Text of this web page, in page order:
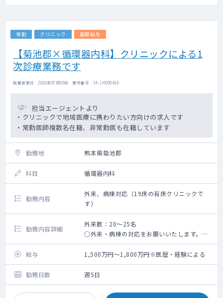
常勤 クリニック 高額給与
【菊池郡×循環器内科】クリニックによる1
次診療業務です
掲載更新日 : 2026年07月09日 案件番号 : 24-JH000419
担当エージェントより
・クリニックで地域医療に携わりたい方向けの求人です
・常勤医師複数名在籍、非常勤医も在籍しています
勤務地 熊本県菊池郡
科目 循環器内科
勤務内容
外来、病棟対応（19床の有床クリニックで
す）
勤務内容詳細
外来数：20～25名
○外来・病棟の対応をお願いいたします。
○透析管理の対応は不要です。
○地域の慢性疾患の患者がほとんどです。
〇訪問診療は院長が対応しておりますが、稀
に対応をお願いする場合がございます。
給与 1,500万円～1,800万円※医歴・経験による
勤務日数 週5日